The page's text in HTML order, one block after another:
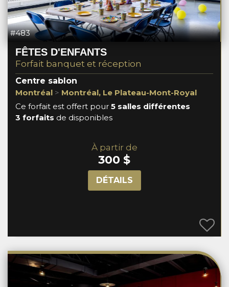
#483
FÊTES D'ENFANTS
Forfait banquet et réception
Centre sablon
Montréal > Montréal, Le Plateau-Mont-Royal
Ce forfait est offert pour 5 salles différentes
3 forfaits de disponibles
À partir de
300 $
DÉTAILS